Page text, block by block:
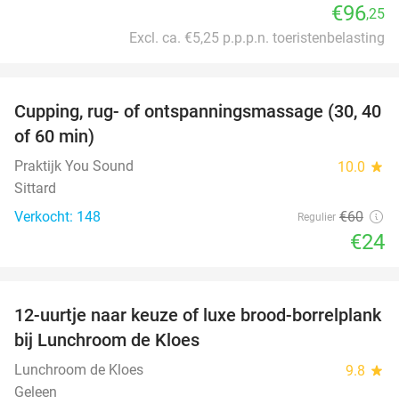
€96,25
Excl. ca. €5,25 p.p.p.n. toeristenbelasting
60%
Cupping, rug- of ontspanningsmassage (30, 40
of 60 min)
Praktijk You Sound 10.0 star
Sittard
Verkocht: 148
Regulier €60
€24
21%
12-uurtje naar keuze of luxe brood-borrelplank
bij Lunchroom de Kloes
Lunchroom de Kloes 9.8 star
Geleen